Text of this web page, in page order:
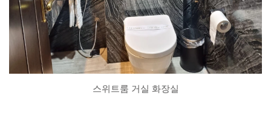
스위트룸 거실 화장실